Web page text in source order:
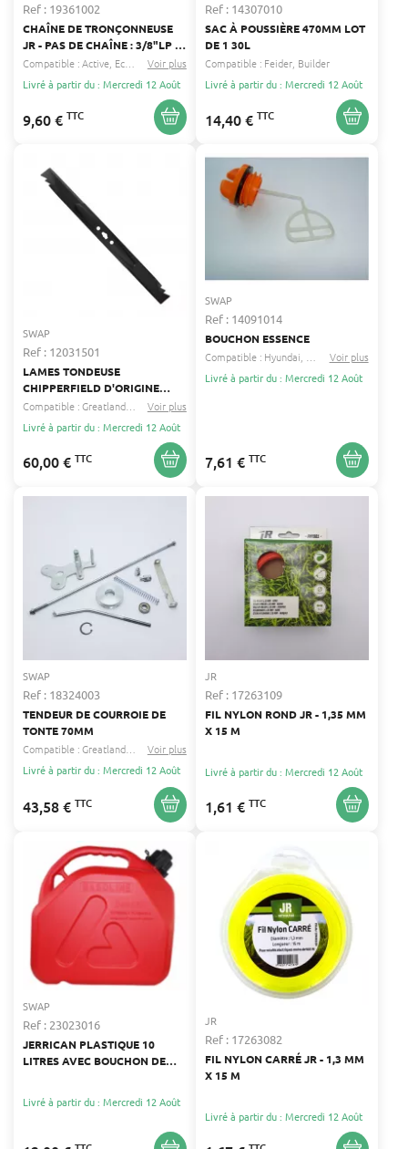
Ref : 19361002
CHAÎNE DE TRONÇONNEUSE
JR - PAS DE CHAÎNE : 3/8"LP -
JAUGE : 0.050" 1.3 MM - 40
ENTRAINEURS - LONGUEUR DE
COUPE : 25 CM
Compatible :Active Eckman ...
Voir plus
Livré à partir du : Mercredi 12 Août
9,60 € TTC
Ref : 14307010
SAC À POUSSIÈRE 470MM LOT
DE 1 30L
Compatible : Feider Builder
Livré à partir du : Mercredi 12 Août
14,40 € TTC
SWAP
Ref : 12031501
LAMES TONDEUSE
CHIPPERFIELD D'ORIGINE
605MM
Compatible : GreatlandRacing...
Voir plus
Livré à partir du : Mercredi 12 Août
60,00 € TTC
SWAP
Ref : 14091014
BOUCHON ESSENCE
Compatible : Hyundai ...
Voir plus
Livré à partir du : Mercredi 12 Août
7,61 € TTC
SWAP
Ref : 18324003
TENDEUR DE COURROIE DE
TONTE 70MM
Compatible :
Racing...
Voir plus
Livré à partir du : Mercredi 12 Août
43,58 € TTC
JR
Ref : 17263109
FIL NYLON ROND JR - 1,35 MM
X 15 M
Livré à partir du : Mercredi 12 Août
1,61 € TTC
SWAP
Ref : 23023016
JERRICAN PLASTIQUE 10
LITRES AVEC BOUCHON DE
Livré à partir du : Mercredi 12 Août
JR
Ref : 17263082
FIL NYLON CARRÉ JR - 1,3 MM
X 15 M
Livré à partir du : Mercredi 12 Août